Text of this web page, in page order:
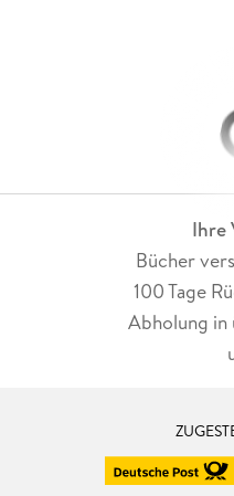
Ihre
Bücher
100 Tage
Abholung in